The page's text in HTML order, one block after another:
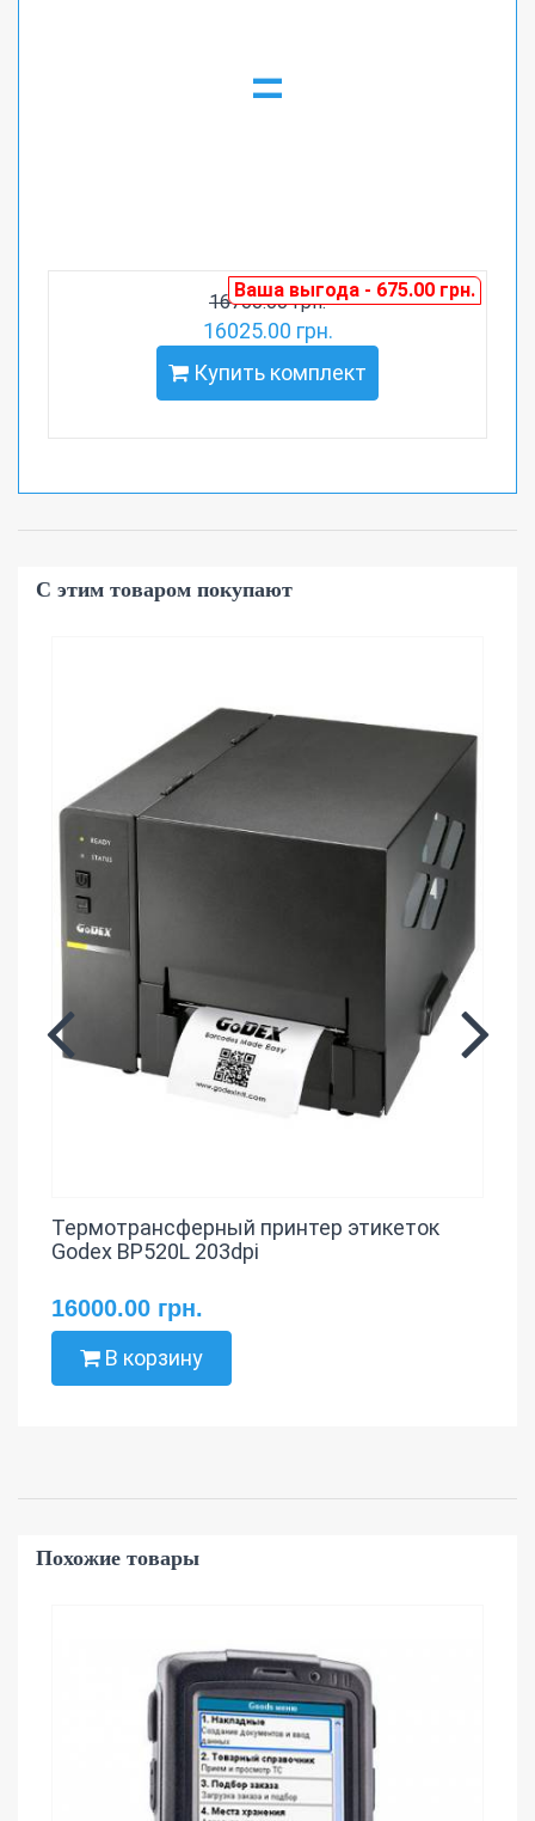
=
Ваша выгода - 675.00 грн.
16700.00 грн.
16025.00 грн.
Купить комплект
С этим товаром покупают
Термотрансферный принтер этикеток
Godex BP520L 203dpi
16000.00 грн.
В корзину
Похожие товары